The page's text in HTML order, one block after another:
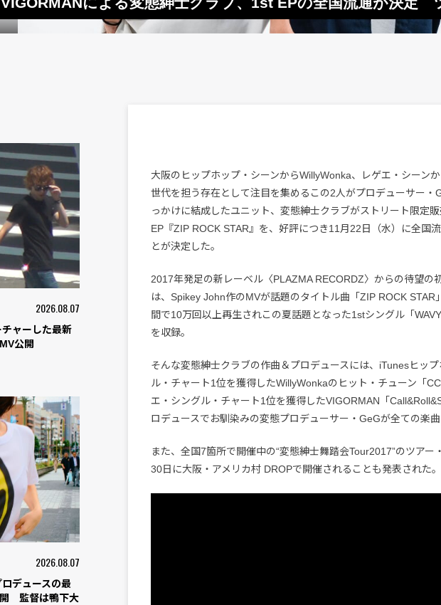
2026.08.07
ャーした最新
公開
2026.08.07
デュースの最
開 監督は鴨下大
大阪のヒップホップ・シーンからWillyWonka、レゲエ・シーン
世代を担う存在として注目を集めるこの2人がプロデューサー・
っかけに結成したユニット、変態紳士クラブがストリート限定
EP『ZIP ROCK STAR』を、好評につき11月22日（水）に全国
とが決定した。
2017年発足の新レーベル〈PLAZMA RECORDZ〉からの待望の
は、Spikey John作のMVが話題のタイトル曲「ZIP ROCK STAR
間で10万回以上再生されこの夏話題となった1stシングル「
を収録。
そんな変態紳士クラブの作曲＆プロデュースには、iTunesヒッ
ル・チャート1位を獲得したWillyWonkaのヒット・チューン「
エ・シングル・チャート1位を獲得したVIGORMAN「
ロデュースでお馴染みの変態プロデューサー・GeGが全ての楽
また、全国7箇所で開催中の“変態紳士舞踏会Tour2017”のツアー
30日に大阪・アメリカ村 DROPで開催されることも発表された。